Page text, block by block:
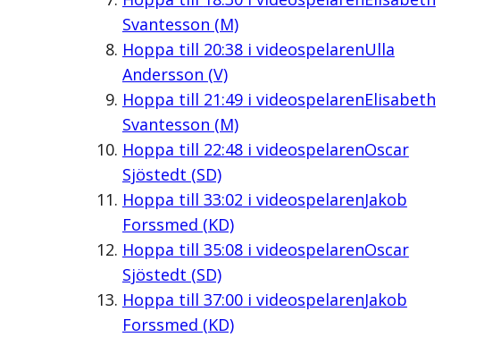
Svantesson (M)
Hoppa till 20:38i videospelarenUlla
Andersson (V)
Hoppa till 21:49i videospelarenElisabeth
Svantesson (M)
Hoppa till 22:48i videospelarenOscar
Sjöstedt (SD)
Hoppa till 33:02 i videospelarenJakob
Forssmed (KD)
Hoppa till 35:08i videospelarenOscar
Sjöstedt (SD)
Hoppa till 37:00i videospelarenJakob
Forssmed (KD)